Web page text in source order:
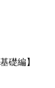
礎編】